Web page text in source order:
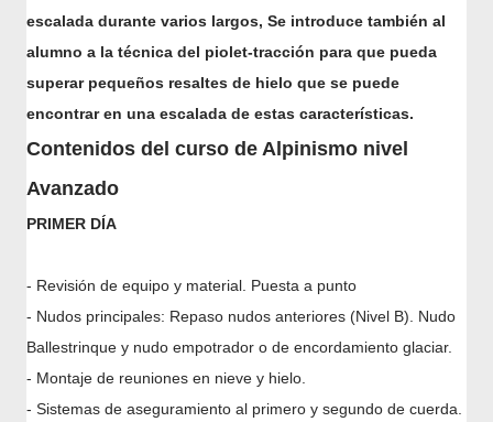
escalada durante varios largos, Se introduce también al
alumno a la técnica del piolet-tracción para que pueda
superar pequeños resaltes de hielo que se puede
encontrar en una escalada de estas características.
Contenidos del curso de Alpinismo nivel
Avanzado
PRIMER DÍA
- Revisión de equipo y material. Puesta a punto
- Nudos principales: Repaso nudos anteriores (Nivel B). Nudo
Ballestrinque y nudo empotrador o de encordamiento glaciar.
- Montaje de reuniones en nieve y hielo.
- Sistemas de aseguramiento al primero y segundo de cuerda.